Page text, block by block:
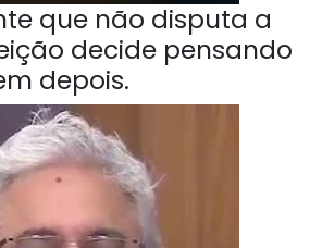
que não disputa a
decide pensando
depois.